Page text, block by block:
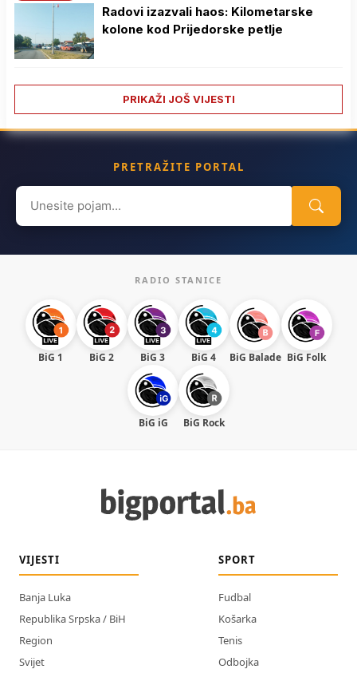
Radovi izazvali haos: Kilometarske
kolone kod Prijedorske petlje
PRIKAŽI JOŠ VIJESTI
PRETRAŽITE PORTAL
Search
for:
RADIO STANICE
BiG 1 BiG 2 BiG 3 BiG 4 BiG Balade BiG Folk
BiG iG BiG Rock
VIJESTI
Banja Luka
Republika Srpska / BiH
Region
Svijet
SPORT
Fudbal
Košarka
Tenis
Odbojka